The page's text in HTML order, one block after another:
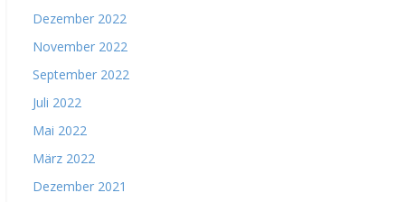
Dezember 2022
November 2022
September 2022
Juli 2022
Mai 2022
März 2022
Dezember 2021